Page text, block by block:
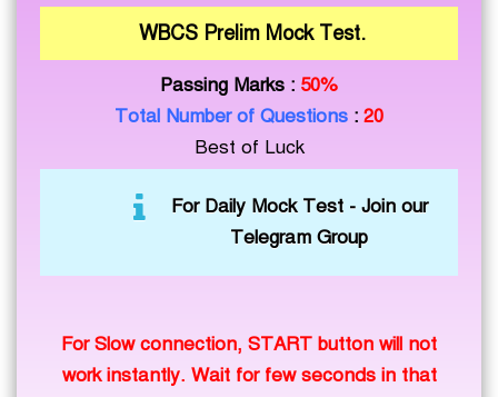
WBCS Prelim Mock Test.
Passing Marks : 50%
Total Number of Questions : 20
Best of Luck
For Daily Mock Test - Join our
Telegram Group
For Slow connection, START button will not
work instantly. Wait for few seconds in that